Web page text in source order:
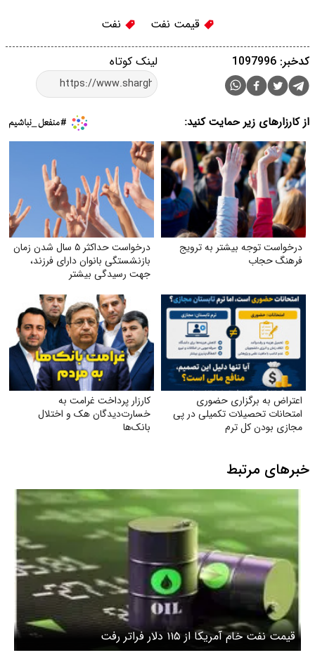
قیمت نفت نفت
لینک کوتاه کدخبر: 1097996
از کارزارهای زیر حمایت کنید:
درخواست توجه بیشتر به ترویج
فرهنگ حجاب
درخواست حداکثر ۵ سال شدن زمان
بازنشستگی بانوان دارای فرزند،
جهت رسیدگی بیشتر
اعتراض به برگزاری حضوری
امتحانات تحصیلات تکمیلی در پی
مجازی بودن کل ترم
کارزار پرداخت غرامت به
خسارت‌دیدگان هک و اختلال
بانک‌ها
خبرهای مرتبط
قیمت نفت خام آمریکا از ۱۱۵ دلار فراتر رفت